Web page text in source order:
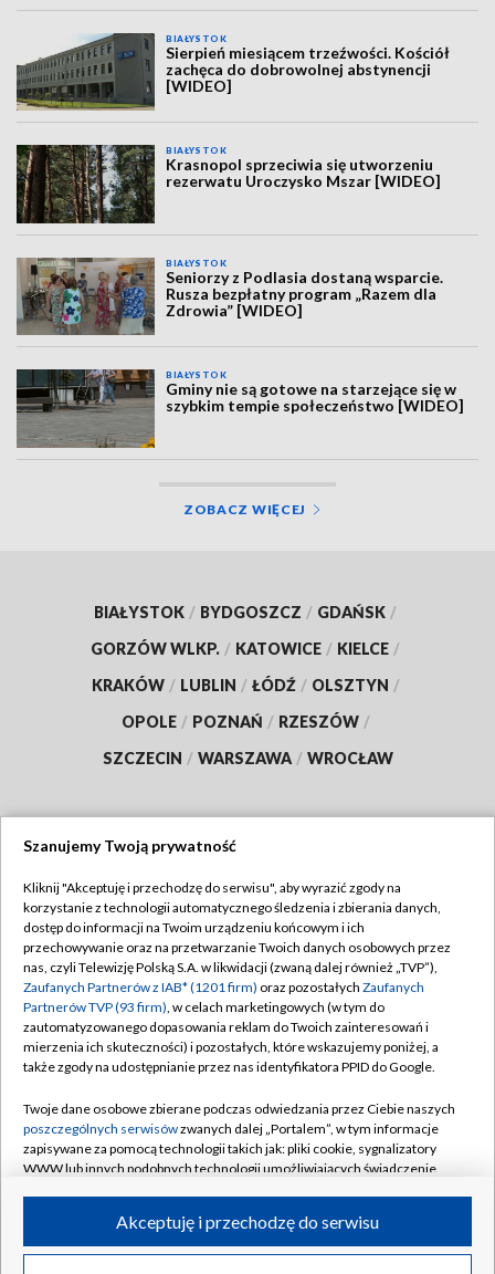
BIAŁYSTOK
Sierpień miesiącem trzeźwości. Kościół
zachęca do dobrowolnej abstynencji
[WIDEO]
BIAŁYSTOK
Krasnopol sprzeciwia się utworzeniu
rezerwatu Uroczysko Mszar [WIDEO]
BIAŁYSTOK
Seniorzy z Podlasia dostaną wsparcie.
Rusza bezpłatny program „Razem dla
Zdrowia” [WIDEO]
BIAŁYSTOK
Gminy nie są gotowe na starzejące się w
szybkim tempie społeczeństwo [WIDEO]
ZOBACZ WIĘCEJ
BIAŁYSTOK / BYDGOSZCZ / GDAŃSK /
GORZÓW WLKP. / KATOWICE / KIELCE /
KRAKÓW / LUBLIN / ŁÓDŹ / OLSZTYN /
OPOLE / POZNAŃ / RZESZÓW /
SZCZECIN / WARSZAWA / WROCŁAW
TVP
Abonament TVP
Emisja w TVP
Centrum informacji TVP
Naziemna Telewizja Cyfrowa
Rada Programowa
System NOS
Informacje o nadawcy
Program dla prasy
Regulamin TVP
Polityka prywatności
Moje zgody
Pomoc
Kontakt
Kanały
©2026 Telewizja Polska S.A. w likwidacji
Szanujemy Twoją prywatność
Kliknij "Akceptuję i przechodzę do serwisu", aby wyrazić zgody na
korzystanie z technologii automatycznego śledzenia i zbierania danych,
dostęp do informacji na Twoim urządzeniu końcowym i ich
przechowywanie oraz na przetwarzanie Twoich danych osobowych przez
nas, czyli Telewizję Polską S.A. w likwidacji (zwaną dalej również „TVP”),
Zaufanych Partnerów z IAB* (1201 firm) oraz pozostałych Zaufanych
Partnerów TVP (93 firm), w celach marketingowych (w tym do
zautomatyzowanego dopasowania reklam do Twoich zainteresowań i
mierzenia ich skuteczności) i pozostałych, które wskazujemy poniżej, a
także zgody na udostępnianie przez nas identyfikatora PPID do Google.
Twoje dane osobowe zbierane podczas odwiedzania przez Ciebie naszych
poszczególnych serwisówzwanych dalej „Portalem”, w tym informacje
zapisywane za pomocą technologii takich jak: pliki cookie, sygnalizatory
WWW lub innych podobnych technologii umożliwiających świadczenie
ruchu w Internecie.Akceptuję i przechodzę do serwisu